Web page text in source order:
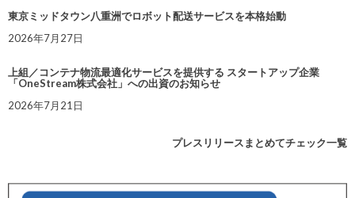
東京ミッドタウン八重洲でロボット配送サービスを本格始動
2026年7月27日
上組／コンテナ物流最適化サービスを提供する スタートアップ企業
「OneStream株式会社」への出資のお知らせ
2026年7月21日
プレスリリースまとめてチェック一覧